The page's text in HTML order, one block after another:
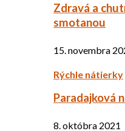
Zdravá a
smotanou
15. novembra
Rýchle nátierky
Paradajková
8. októbra 2021